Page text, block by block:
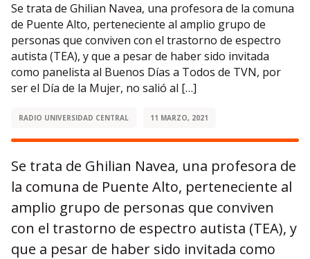
Se trata de Ghilian Navea, una profesora de la comuna
de Puente Alto, perteneciente al amplio grupo de
personas que conviven con el trastorno de espectro
autista (TEA), y que a pesar de haber sido invitada
como panelista al Buenos Días a Todos de TVN, por
ser el Día de la Mujer, no salió al […]
RADIO UNIVERSIDAD CENTRAL 11 MARZO, 2021
Se trata de Ghilian Navea, una profesora de
la comuna de Puente Alto, perteneciente al
amplio grupo de personas que conviven
con el trastorno de espectro autista (TEA), y
que a pesar de haber sido invitada como